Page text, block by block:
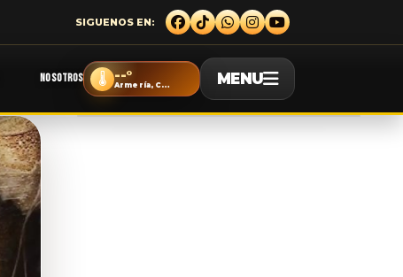
NOSOTROS 🌡️ --°
Armería, Colima MENU